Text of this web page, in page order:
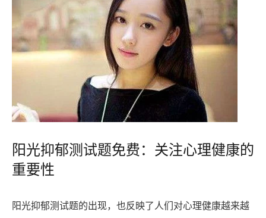
阳光抑郁测试题免费：关注心理健康的
重要性
阳光抑郁测试题的出现，也反映了人们对心理健康越来越